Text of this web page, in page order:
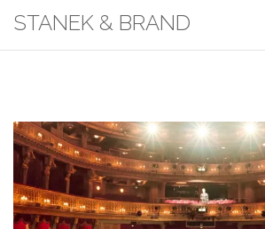
content
STANEK & BRAND